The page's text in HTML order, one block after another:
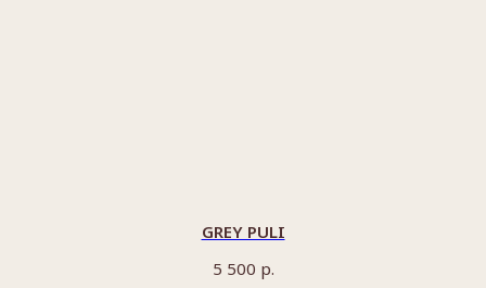
GREY PULI
5 500 р.